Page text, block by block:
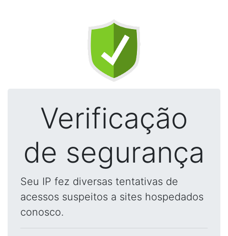
Verificação
de segurança
Seu IP fez diversas tentativas de
acessos suspeitos a sites hospedados
conosco.